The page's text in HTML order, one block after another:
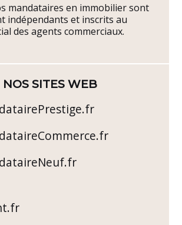
mandataires en immobilier sont
indépendants et inscrits au
des agents commerciaux.
NOS SITES WEB